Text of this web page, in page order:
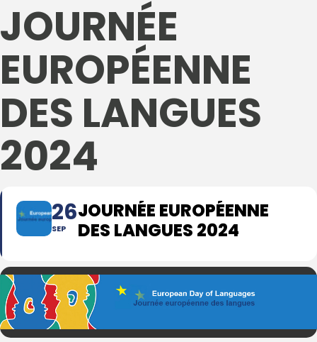
JUILLET 24, 2026
JOURNÉE
EUROPÉENNE
DES LANGUES
2024
26
SEP
JOURNÉE EUROPÉENNE
DES LANGUES 2024